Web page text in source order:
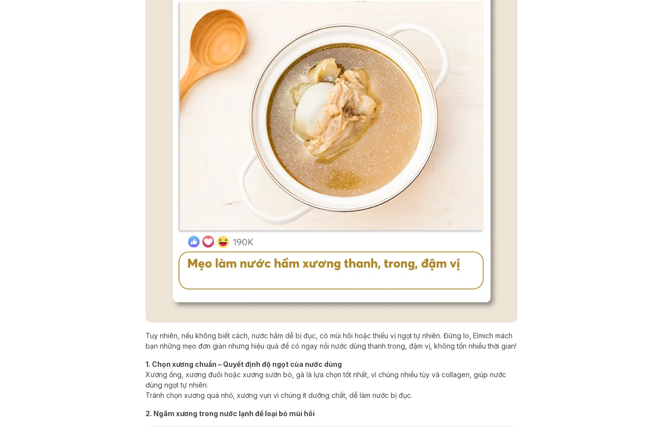
Tuy nhiên, nếu không biết cách, nước hầm dễ bị đục, có mùi hôi hoặc thiếu vị ngọt tự nhiên. Đừng lo, Elmich mách
bạn những mẹo đơn giản nhưng hiệu quả để có ngay nồi nước dùng thanh trong, đậm vị, không tốn nhiều thời gian!
1. Chọn xương chuẩn – Quyết định độ ngọt của nước dùng
Xương ống, xương đuôi hoặc xương sườn bò, gà là lựa chọn tốt nhất, vì chúng nhiều tủy và collagen, giúp nước
dùng ngọt tự nhiên.
Tránh chọn xương quá nhỏ, xương vụn vì chúng ít dưỡng chất, dễ làm nước bị đục.
2. Ngâm xương trong nước lạnh để loại bỏ mùi hôi